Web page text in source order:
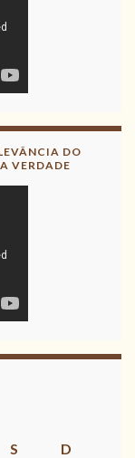
DO
VERDADE
S
D